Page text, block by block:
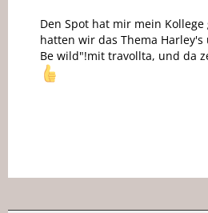
Den Spot hat mir mein
hatten wir das Thema
Be wild"!mit travollta, und da